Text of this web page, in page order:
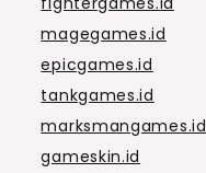
magegames.id
epicgames.id
tankgames.id
marksmangames.id
gameskin.id